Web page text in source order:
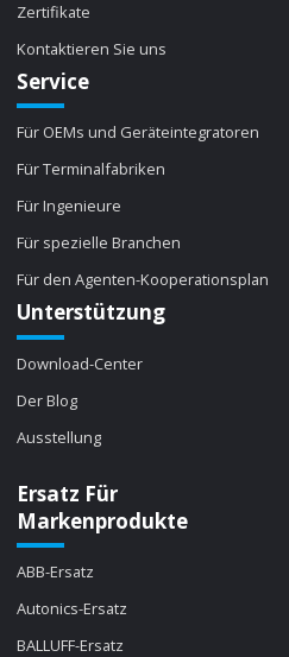
Zertifikate
Kontaktieren Sie uns
Service
Für OEMs und Geräteintegratoren
Für Terminalfabriken
Für Ingenieure
Für spezielle Branchen
Für den Agenten-Kooperationsplan
Unterstützung
Download-Center
Der Blog
Ausstellung
Ersatz Für
Markenprodukte
ABB-Ersatz
Autonics-Ersatz
BALLUFF-Ersatz